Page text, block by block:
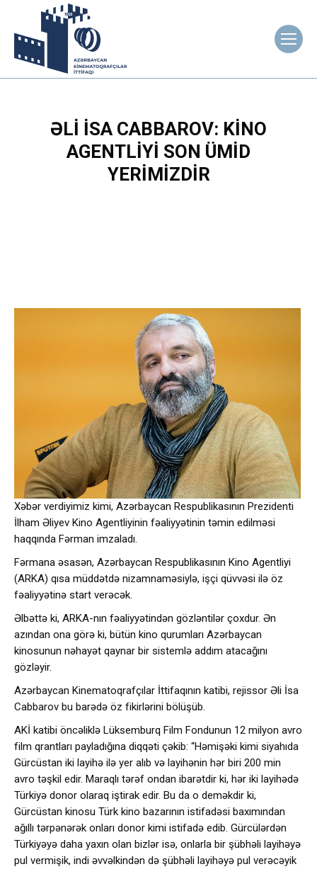
ƏLI İSA CABBAROV: KINO
AGENTLIYI SON ÜMID
YERIMIZDIR
Xəbər verdiyimiz kimi, Azərbaycan Respublikasının Prezidenti
İlham Əliyev Kino Agentliyinin fəaliyyətinin təmin edilməsi
haqqında Fərman imzaladı.
Fərmana əsasən, Azərbaycan Respublikasının Kino Agentliyi
(ARKA) qısa müddətdə nizamnaməsiylə, işçi qüvvəsi ilə öz
fəaliyyətinə start verəcək.
Əlbəttə ki, ARKA-nın fəaliyyətindən gözləntilər çoxdur. Ən
azından ona görə ki, bütün kino qurumları Azərbaycan
kinosunun nəhayət qaynar bir sistemlə addım atacağını
gözləyir.
Azərbaycan Kinematoqrafçılar İttifaqının katibi, rejissor Əli İsa
Cabbarov bu barədə öz fikirlərini bölüşüb.
AKİ katibi öncəliklə Lüksemburq Film Fondunun 12 milyon avro
film qrantları payladığına diqqəti çəkib: “Həmişəki kimi siyahıda
Gürcüstan iki layihə ilə yer alıb və layihənin hər biri 200 min
avro təşkil edir. Maraqlı tərəf ondan ibarətdir ki, hər iki layihədə
Türkiyə donor olaraq iştirak edir. Bu da o deməkdir ki,
Gürcüstan kinosu Türk kino bazarının istifadəsi baxımından
ağıllı tərpənərək onları donor kimi istifadə edib. Gürcülərdən
Türkiyəyə daha yaxın olan bizlər isə, onlarla bir şübhəli layihəyə
pul vermişik, indi əvvəlkindən də şübhəli layihəyə pul verəcəyik